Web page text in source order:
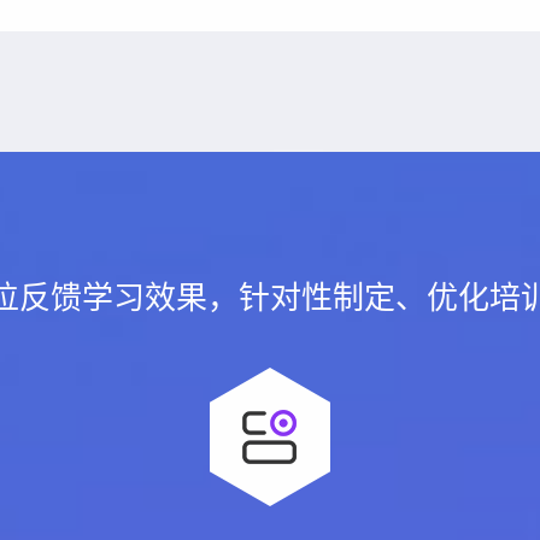
反馈学习效果，针对性制定、优化培